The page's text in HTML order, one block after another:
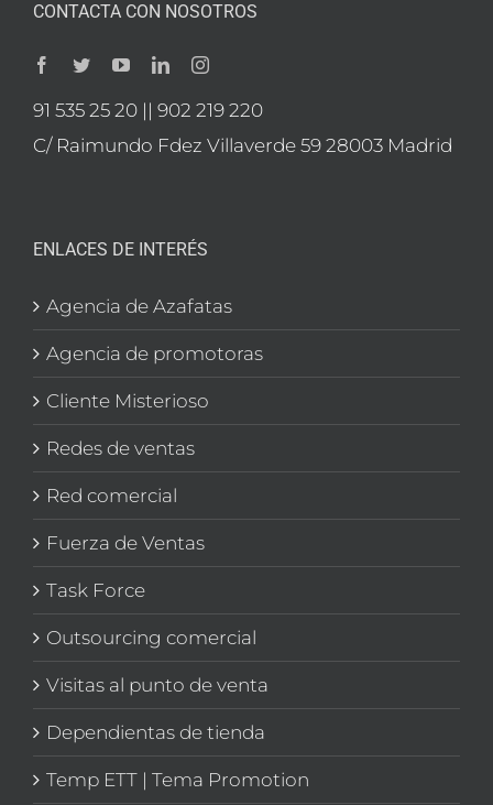
CONTACTA CON NOSOTROS
91 535 25 20 || 902 219 220
C/ Raimundo Fdez Villaverde 59 28003 Madrid
ENLACES DE INTERÉS
Agencia de Azafatas
Agencia de promotoras
Cliente Misterioso
Redes de ventas
Red comercial
Fuerza de Ventas
Task Force
Outsourcing comercial
Visitas al punto de venta
Dependientas de tienda
Temp ETT | Tema Promotion